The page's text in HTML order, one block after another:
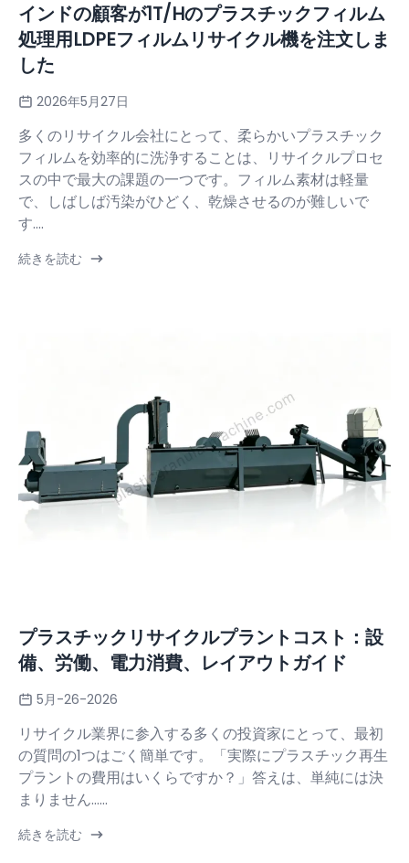
インドの顧客が1T/Hのプラスチックフィルム
処理用LDPEフィルムリサイクル機を注文しま
した
2026年5月27日
多くのリサイクル会社にとって、柔らかいプラスチック
フィルムを効率的に洗浄することは、リサイクルプロセ
スの中で最大の課題の一つです。フィルム素材は軽量
で、しばしば汚染がひどく、乾燥させるのが難しいで
す....
続きを読む
プラスチックリサイクルプラントコスト：設
備、労働、電力消費、レイアウトガイド
5月-26-2026
リサイクル業界に参入する多くの投資家にとって、最初
の質問の1つはごく簡単です。「実際にプラスチック再生
プラントの費用はいくらですか？」答えは、単純には決
まりません……
続きを読む